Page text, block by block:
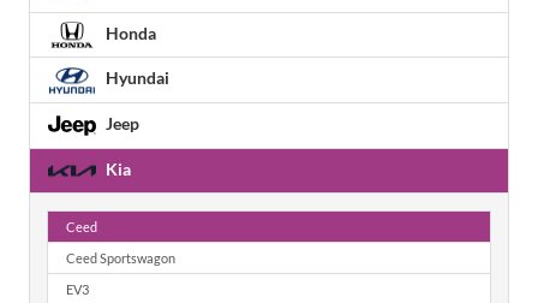
Honda
Hyundai
Jeep
Kia
Ceed
Ceed Sportswagon
EV3